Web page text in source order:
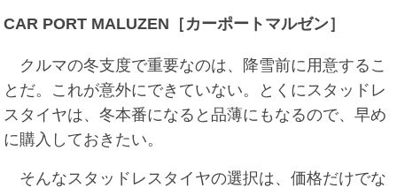
CAR PORT MALUZEN［カーポートマルゼン］
クルマの冬支度で重要なのは、降雪前に用意するこ
とだ。これが意外にできていない。とくにスタッドレ
スタイヤは、冬本番になると品薄にもなるので、早め
に購入しておきたい。
そんなスタッドレスタイヤの選択は、価格だけでな